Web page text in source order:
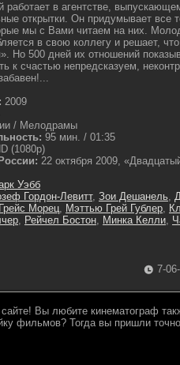
работает в агентстве,
открытки. Он придумывает все
мы с Вами читаем на них.
в свою коллегу и решает,
Но 500 дней их отношений
к счастью непредсказуем,
2009
/ Мелодрамы
95 мин. / 01:35
(1080p)
22 октября 2009,
Уэбб
Гордон-Левитт, Зои Дешанель,
Морец, Мэттью Грей Гублер,
, Рейчел Бостон, Минка Келли,
7-
Вы любите кинематограф
фильмов? Тогда вы пришли